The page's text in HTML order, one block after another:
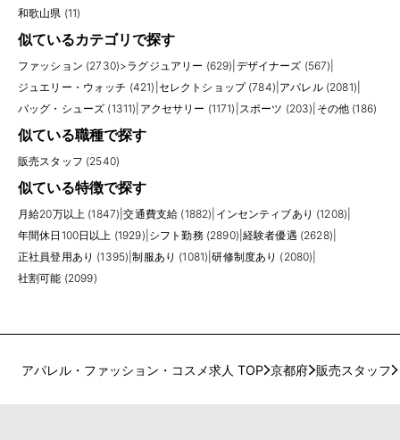
和歌山県 (11)
似ているカテゴリで探す
ファッション (2730)>ラグジュアリー (629) デザイナーズ (567)
ジュエリー・ウォッチ (421) セレクトショップ (784) アパレル (2081)
バッグ・シューズ (1311) アクセサリー (1171) スポーツ (203) その他 (186)
似ている職種で探す
販売スタッフ (2540)
似ている特徴で探す
月給20万以上 (1847) |交通費支給 (1882) インセンティブあり (1208)
年間休日100日以上 (1929) シフト勤務 (2890) 経験者優遇 (2628)
正社員登用あり (1395) |制服あり (1081) |研修制度あり (2080)
社割可能 (2099)
アパレル・ファッション・コスメ求人 TOP 京都府 販売スタッフ